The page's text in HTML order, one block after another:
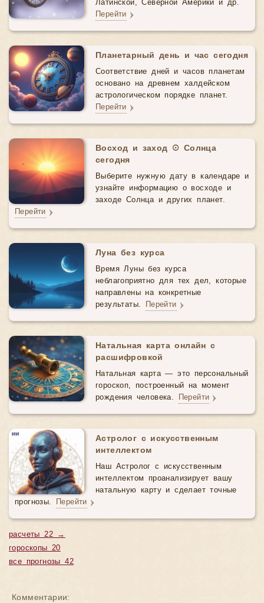
Латинской, Северной Америки и др.
Перейти
Планетарный день и час сегодня
Соответствие дней и часов планетам
основано на древнем халдейском
астрологическом порядке планет.
Перейти
Восход и заход ☉ Солнца
сегодня
Выберите нужную дату в календаре и
узнайте информацию о восходе и
заходе Солнца и других планет.
Перейти
Луна без курса
Время Луны без курса
неблагоприятно для тех дел, которые
направлены на конкретные
результаты. Перейти
Натальная карта онлайн с
расшифровкой
Натальная карта — это персональный
гороскоп, построенный на момент
рождения человека. Перейти
Астролог с искусственным
интеллектом
Наш Астролог с искусственным
интеллектом проанализирует вашу
натальную карту и сделает точные
прогнозы. Перейти
расчеты 22 →
гороскопы 20
все прогнозы 42
Комментарии: